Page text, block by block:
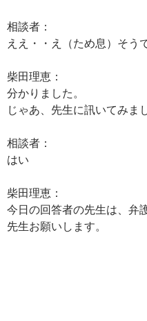
相談者：
ええ・・え（ため息）そう
柴田理恵：
分かりました。
じゃあ、先生に訊いてみま
相談者：
はい
柴田理恵：
今日の回答者の先生は、弁
先生お願いします。